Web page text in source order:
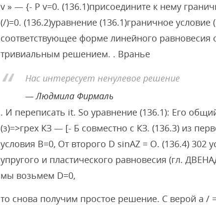
v » — {- P v=0. (136.1)присоедините к нему
(/)=0. (136.2)уравнение (136.1)граничное условие
соответствующее форме линейного равновесия
тривиальным решением. . Вранье
Нас интересует ненулевое решение
Людмила Фирмаль
. И переписать it. So уравнение (136.1): Его
(з)=>грех КЗ — [- Б совместно с КЗ. (136.3) из
условия B=0, От второго D sinAZ = O. (136.4) 302
упругого и пластического равновесия (гл.
мы возьмем D=0,
то снова получим простое решение. С верой a /